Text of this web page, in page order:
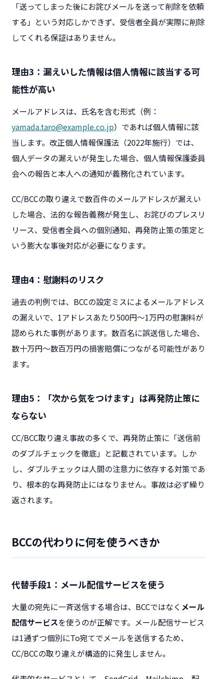
「送ってしまった後にお詫びメールを送って削除を依頼
する」という対応しかできず、受信者全員が実際に削除
してくれる保証はありません。
理由3：漏えいした情報は個人情報に該当する可
能性が高い
メールアドレスは、氏名を含む形式（例：
yamada.taro@example.co.jp）であれば個人情報に該
当します。改正個人情報保護法（2022年施行）では、
個人データの漏えいが発生した場合、個人情報保護委員
会への報告と本人への通知が義務化されています。
CC/BCCの取り違えで数百件のメールアドレスが漏えい
した場合、法的な報告義務が発生し、お詫びのプレスリ
リース、受信者全員への個別通知、再発防止策の策定と
いう膨大な事後対応が必要になります。
理由4：慰謝料のリスク
過去の判例では、BCCの設定ミスによるメールアドレス
の漏えいで、1アドレスあたり500円〜1万円の慰謝料が
認められた事例があります。数百名に誤送信した場合、
数十万円〜数百万円の損害賠償につながる可能性があり
ます。
理由5：「次から気をつけます」は再発防止策に
ならない
CC/BCC取り違え事故の多くで、再発防止策に「送信前
のダブルチェックを徹底」と記載されています。しか
し、ダブルチェックは人間の注意力に依存する対策であ
り、根本的な再発防止にはなりません。事故は必ず繰り
返されます。
BCCの代わりに何を使うべきか
代替手段1：メール配信サービスを使う
大量の宛先に一斉送信する場合は、BCCではなく メール
配信サービスを使うのが正解です。メール配信サービス
は1通ずつ個別にTo宛てでメールを送信するため、
CC/BCCの取り違えが構造的に発生しません。